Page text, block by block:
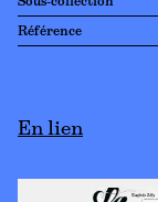
Sous-collection
Référence
En lien